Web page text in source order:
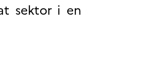
sektor i en